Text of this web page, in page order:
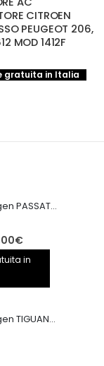
CITROEN
PEUGEOT 206,
MOD 1412F
gratuita in Italia
Motore Volkswagen PASSAT CRB CRBC 2.0TDI 150CV
€Il
prezzo
in
Motore Volkswagen TIGUAN CRB CRBC 2.0TDI 150CV EURO6